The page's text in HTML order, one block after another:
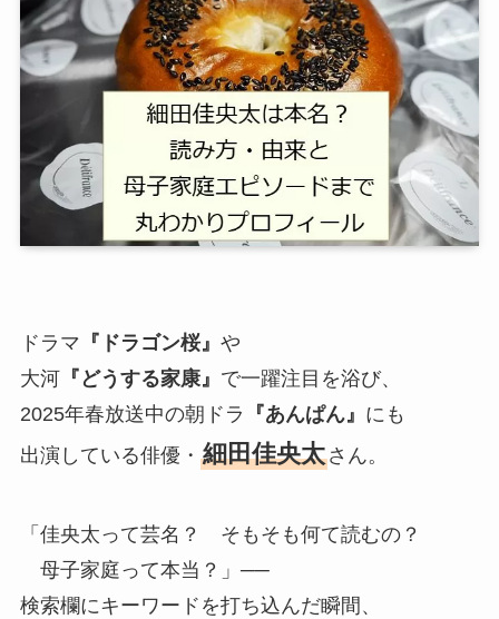
ドラマ 『ドラゴン桜』 や
大河『どうする家康』 で一躍注目を浴び、
2025年春放送中の朝ドラ
『あんぱん』 にも
出演している俳優・ 細田佳央太さん。
「佳央太って芸名？ そもそも何て読むの？
母子家庭って本当？」──
検索欄にキーワードを打ち込んだ瞬間、